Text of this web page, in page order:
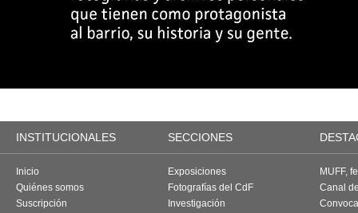
INSTITUCIONALES SECCIONES
Inicio
Quiénes somos
Suscripción
Exposiciones
Fotografías del CdF
Investigación
MUFF,
Canal